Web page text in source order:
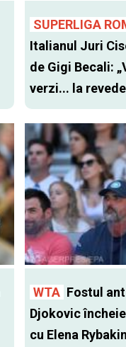
SUPERLIGA
Italianul Juri
de Gigi Becali:
verzi... la
WTA Fostul
Djokovic
cu Elena